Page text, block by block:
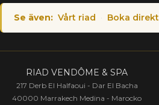
Se även: Vårt riad Boka direkt
RIAD VENDÔME & SPA
217 Derb El Halfaoui - Dar El Bacha
40000 Marrakech Medina - Marocko